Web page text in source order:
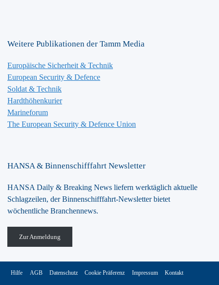
Weitere Publikationen der Tamm Media
Europäische Sicherheit & Technik
European Security & Defence
Soldat & Technik
Hardthöhenkurier
Marineforum
The European Security & Defence Union
HANSA & Binnenschifffahrt Newsletter
HANSA Daily & Breaking News liefern werktäglich aktuelle
Schlagzeilen, der Binnenschifffahrt-Newsletter bietet
wöchentliche Branchennews.
Zur Anmeldung
Hilfe AGB Datenschutz Cookie Präferenz Impressum Kontakt